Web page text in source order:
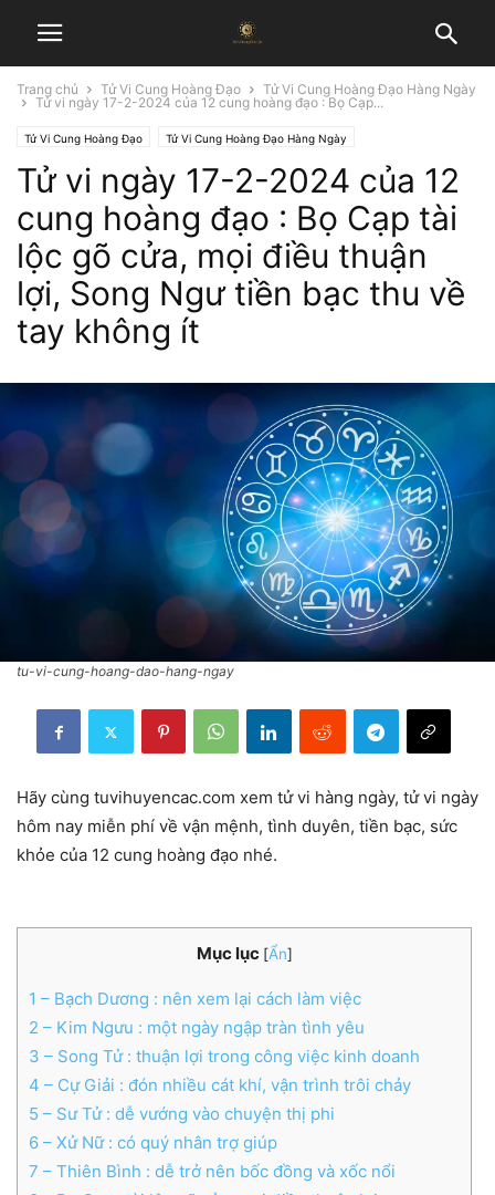
Trang chủ Tử Vi Cung Hoàng Đạo
Tử Vi Cung Hoàng Đạo Hàng Ngày
Tử vi ngày 17-2-2024 của 12 cung hoàng đạo : Bọ Cạp...
Tử Vi Cung Hoàng Đạo Tử Vi Cung Hoàng Đạo Hàng Ngày
Tử vi ngày 17-2-2024 của 12
cung hoàng đạo : Bọ Cạp tài
lộc gõ cửa, mọi điều thuận
lợi, Song Ngư tiền bạc thu về
tay không ít
tu-vi-cung-hoang-dao-hang-ngay
Hãy cùng tuvihuyencac.com xem tử vi hàng ngày, tử vi ngày
hôm nay miễn phí về vận mệnh, tình duyên, tiền bạc, sức
khỏe của 12 cung hoàng đạo nhé.
Mục lục [Ẩn]
1 – Bạch Dương : nên xem lại cách làm việc
2 – Kim Ngưu : một ngày ngập tràn tình yêu
3 – Song Tử : thuận lợi trong công việc kinh doanh
4 – Cự Giải : đón nhiều cát khí, vận trình trôi chảy
5 – Sư Tử : dễ vướng vào chuyện thị phi
6 – Xử Nữ : có quý nhân trợ giúp
7 – Thiên Bình : dễ trở nên bốc đồng và xốc nổi